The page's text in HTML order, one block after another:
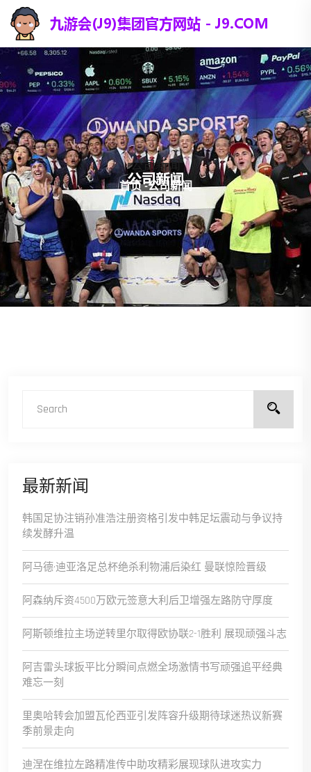
公司新闻
首页-公司新闻
最新新闻
韩国足协注销孙准浩注册资格引发中韩足坛震动与争议持
续发酵升温
阿马德·迪亚洛足总杯绝杀利物浦后染红 曼联惊险晋级
阿森纳斥资4500万欧元签意大利后卫增强左路防守厚度
阿斯顿维拉主场逆转里尔取得欧协联2-1胜利 展现顽强斗志
阿吉雷头球扳平比分瞬间点燃全场激情书写顽强追平经典
难忘一刻
里奥哈转会加盟瓦伦西亚引发阵容升级期待球迷热议新赛
季前景走向
迪涅在维拉左路精准传中助攻精彩展现球队进攻实力